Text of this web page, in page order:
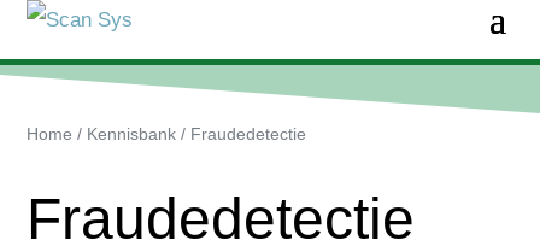
Home / Kennisbank / Fraudedetectie
Fraudedetectie